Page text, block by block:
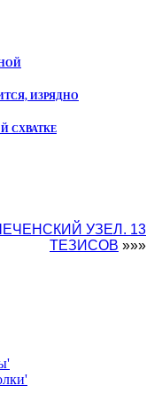
ИЗРЯДНО
СХВАТКЕ
УЗЕЛ. 13
ТЕЗИСОВ »»»